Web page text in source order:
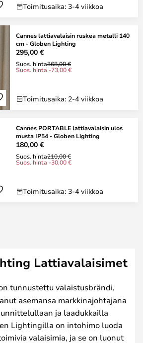
Toimitusaika: 3-4 viikkoa
Cannes lattiavalaisin ruskea metalli 140
cm - Globen Lighting
295,00 €
Suos. hinta368,00 €
Suos. hinta -73,00 €
Toimitusaika: 2-4 viikkoa
Cannes PORTABLE lattiavalaisin ulos
musta IP54 - Globen Lighting
180,00 €
Suos. hinta210,00 €
Suos. hinta -30,00 €
Toimitusaika: 3-4 viikkoa
Lattiavalaisimet
tunnustettu valaistusbrändi,
asemansa markkinajohtajana
ja laadukkailla
Lightingilla on intohimo luoda
valaisimia, ja se on luonut